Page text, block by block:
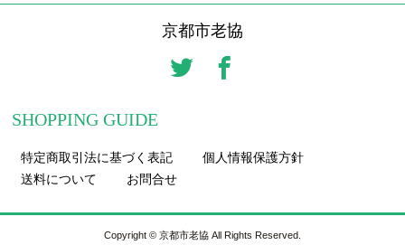
京都市老協
SHOPPING GUIDE
特定商取引法に基づく表記
個人情報保護方針
送料について
お問合せ
Copyright © 京都市老協 All Rights Reserved.